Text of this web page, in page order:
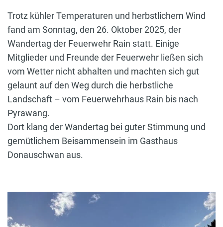
Trotz kühler Temperaturen und herbstlichem Wind
fand am Sonntag, den 26. Oktober 2025, der
Wandertag der Feuerwehr Rain statt. Einige
Mitglieder und Freunde der Feuerwehr ließen sich
vom Wetter nicht abhalten und machten sich gut
gelaunt auf den Weg durch die herbstliche
Landschaft – vom Feuerwehrhaus Rain bis nach
Pyrawang.
Dort klang der Wandertag bei guter Stimmung und
gemütlichem Beisammensein im Gasthaus
Donauschwan aus.